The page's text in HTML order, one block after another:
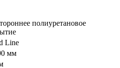
полиуретановое
Line
мм